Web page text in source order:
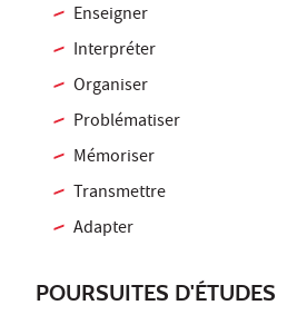
Enseigner
Interpréter
Organiser
Problématiser
Mémoriser
Transmettre
Adapter
POURSUITES D'ÉTUDES